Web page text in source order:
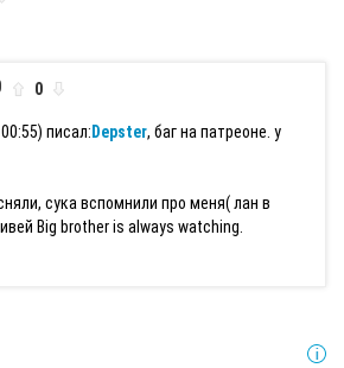
0
писал:Depster, баг на патреоне. у
сука вспомнили про меня( лан в
Big brother is always watching.